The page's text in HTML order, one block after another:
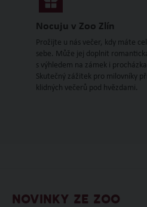
Nocuju v Zoo Zlín
Prožijte u nás večer, kdy máte
sebe. Může jej doplnit
s výhledem na zámek i
Skutečný zážitek pro milovníky
klidných večerů pod hvězdami.
NOVINKY ZE ZOO